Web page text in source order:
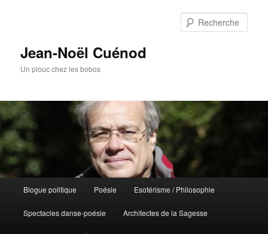
Jean-Noël Cuénod
Un plouc chez les bobos
Aller
au
Blogue politique Poésie Esotérisme / Philosophie
Spectacles danse-poésie Architectes de la Sagesse